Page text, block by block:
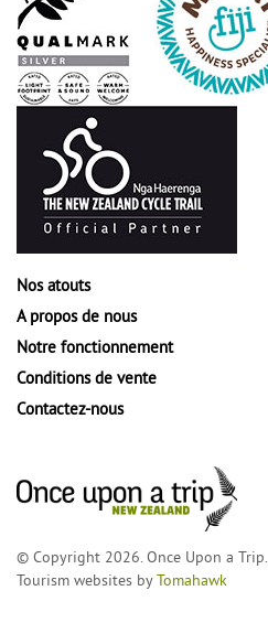
Nos atouts
A propos de nous
Notre fonctionnement
Conditions de vente
Contactez-nous
© Copyright 2026. Once Upon a Trip.
Tourism websites byTomahawk